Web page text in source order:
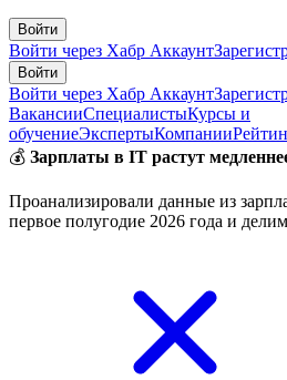
Войти
Войти через Хабр Аккаунт
Войти
Войти через Хабр Аккаунт
ВакансииСпециалистыКурсы и
обучениеЭкспертыКомпании
💰 Зарплаты в IT растут
Проанализировали данные из
первое полугодие 2026 года и